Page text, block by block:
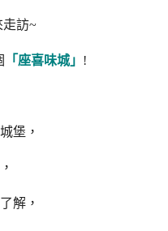
走訪~
「座喜味城」 !
堡，
解，